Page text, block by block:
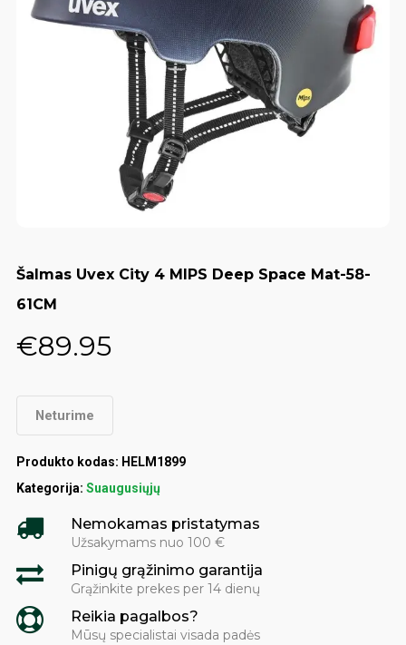
Šalmas Uvex City 4 MIPS Deep Space Mat-58-
61CM
€89.95
Neturime
Produkto kodas: HELM1899
Kategorija: Suaugusiųjų
Nemokamas pristatymas
Užsakymams nuo 100 €
Pinigų grąžinimo garantija
Grąžinkite prekes per 14 dienų
Reikia pagalbos?
Mūsų specialistai visada padės